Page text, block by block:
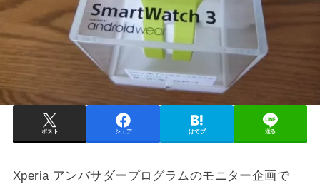
ポスト シェア はてブ 送る
Xperia アンバサダープログラムのモニター企画で